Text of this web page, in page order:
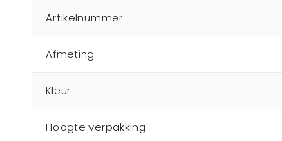
Artikelnummer
Afmeting
Kleur
Hoogte verpakking